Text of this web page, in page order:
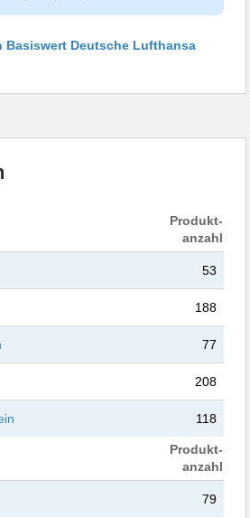
Basiswert Deutsche Lufthansa
Produkt-
anzahl
53
188
77
208
118
Produkt-
anzahl
79